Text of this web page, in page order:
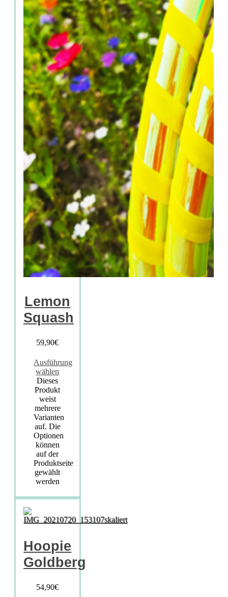
Lemon
Squash
59,90€
Ausführung
wählen
Dieses
Produkt
weist
mehrere
Varianten
auf. Die
Optionen
können
auf der
Produktseite
gewählt
werden
Hoopie
Goldberg
54,90€